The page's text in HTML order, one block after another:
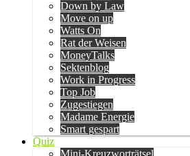
Down by Law
Move on up
Watts On
Rat der Weisen
MoneyTalks
Sektenblog
Work in Progress
Top Job
Zugestiegen
Madame Energie
Smart gespart
Quiz
Mini-Kreuzworträtsel